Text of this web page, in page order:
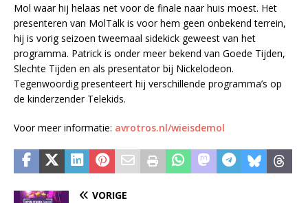
Mol waar hij helaas net voor de finale naar huis moest. Het
presenteren van MolTalk is voor hem geen onbekend terrein,
hij is vorig seizoen tweemaal sidekick geweest van het
programma. Patrick is onder meer bekend van Goede Tijden,
Slechte Tijden en als presentator bij Nickelodeon.
Tegenwoordig presenteert hij verschillende programma’s op
de kinderzender Telekids.
Voor meer informatie: avrotros.nl/wieisdemol
VORIGE